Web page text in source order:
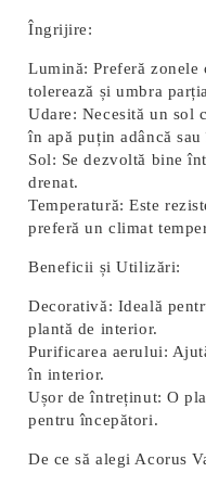
Îngrijire:
Lumină: Preferă
tolerează și umbra
Udare: Necesită un sol
în apă puțin adâncă
Sol: Se dezvoltă bine
drenat.
Temperatură: Este
preferă un climat
Beneficii și Utilizări:
Decorativă: Ideală
plantă de interior.
Purificarea aerului:
în interior.
Ușor de întreținut: O
pentru începători.
De ce să alegi Acorus